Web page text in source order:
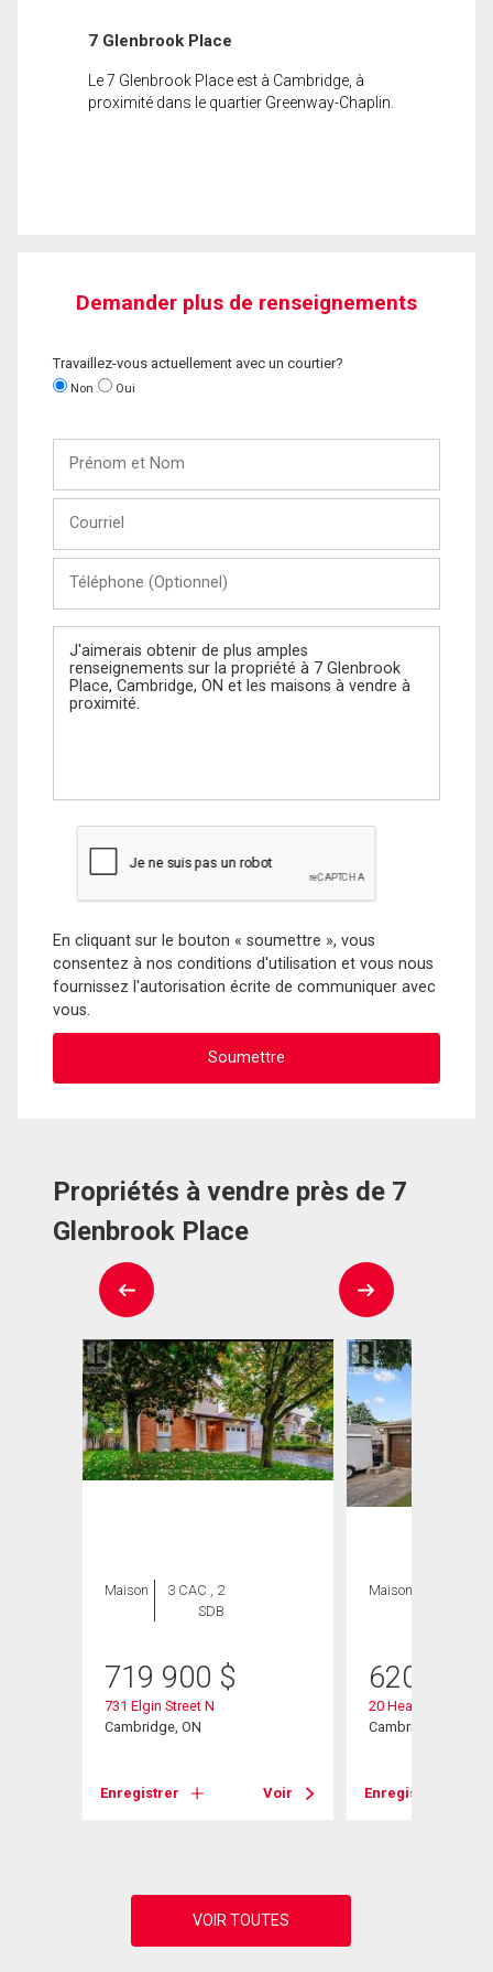
7 Glenbrook Place
Le 7 Glenbrook Place est à Cambridge, à
proximité dans le quartier Greenway-Chaplin.
Demander plus de renseignements
Travaillez-vous actuellement avec un courtier?
Non Oui
Nom
(Optionnel)
Message
En cliquant sur le bouton « soumettre », vous
consentez à nos conditions d'utilisation et vous nous
fournissez l'autorisation écrite de communiquer avec
vous.
Propriétés à vendre près de 7
Glenbrook Place
Maison
3 CAC , 2
SDB
719 900 $
731 Elgin Street N
Cambridge, ON
Enregistrer Voir
Maison
620 000
20 Heathwood
Cambridge, ON
Enregistrer